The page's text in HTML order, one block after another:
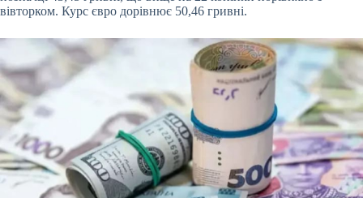
вівторком. Курс євро дорівнює 50,46 гривні.